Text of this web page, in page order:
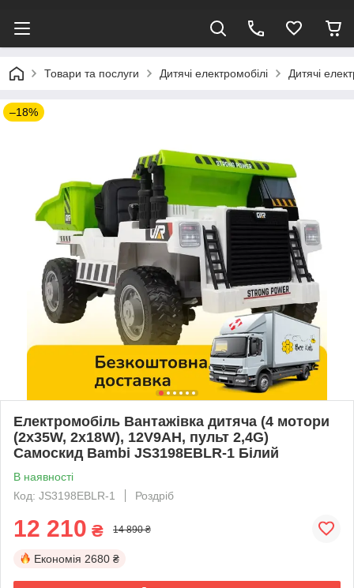
Товари та послуги Дитячі електромобілі Дитячі
–18%
Електромобіль Вантажівка дитяча (4 мотори
(2х35W, 2х18W), 12V9AH, пульт 2,4G)
Самоскид Bambi JS3198EBLR-1 Білий
В наявності
Код: JS3198EBLR-1
Роздріб
12 210 ₴ 14 890 ₴
Економія 2680 ₴